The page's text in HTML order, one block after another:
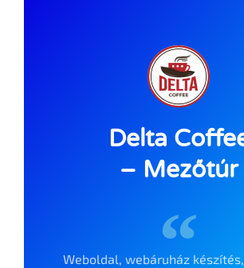
Delta
– Mezőtúr
Weboldal, webáruház